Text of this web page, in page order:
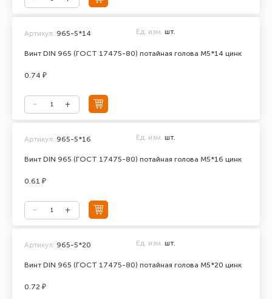
Винт DIN 965 (ГОСТ 17475-80) потайная голова М5*14 цинк
Артикул: 965-5*14 Ед. изм. шт.
0.74 ₽
Винт DIN 965 (ГОСТ 17475-80) потайная голова М5*16 цинк
Артикул: 965-5*16 Ед. изм. шт.
0.61 ₽
Винт DIN 965 (ГОСТ 17475-80) потайная голова М5*20 цинк
Артикул: 965-5*20 Ед. изм. шт.
0.72 ₽